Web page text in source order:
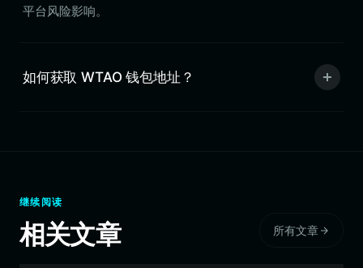
平台风险影响。
如何获取 WTAO 钱包地址？
继续阅读
相关文章 所有文章